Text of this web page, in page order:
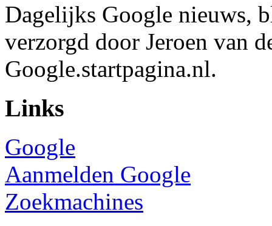
Dagelijks Google nieuws,
verzorgd door Jeroen van
Google.startpagina.nl.
Links
Google
Aanmelden Google
Zoekmachines